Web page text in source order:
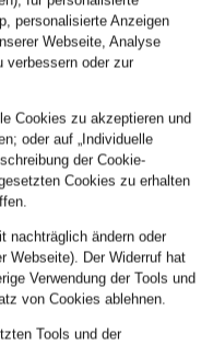
personalisierte Anzeigen
Webseite, Analyse
verbessern oder zur
Cookies zu akzeptieren und
oder auf „Individuelle
der Cookie-
Cookies zu erhalten
nachträglich ändern oder
Webseite). Der Widerruf hat
Verwendung der Tools und
von Cookies ablehnen.
Tools und der